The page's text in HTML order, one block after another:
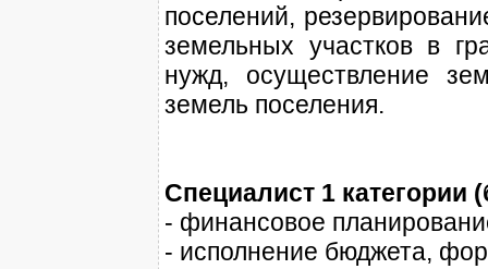
поселений,
земельных участков в
нужд, осуществление
земель поселения.
Специалист 1 категории
- финансовое
- исполнение бюджета,